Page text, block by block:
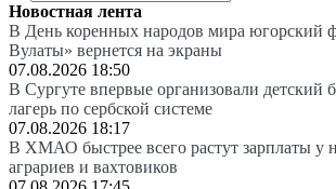
Новостная лента
В День коренных народов мира югорский
Вулаты» вернется на экраны
07.08.2026 18:50
В Сургуте впервые организовали детский
лагерь по сербской системе
07.08.2026 18:17
В ХМАО быстрее всего растут зарплаты у
аграриев и вахтовиков